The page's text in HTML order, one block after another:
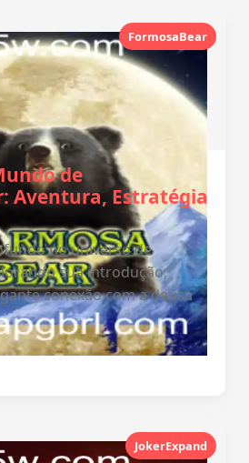
FormosaBear
de
Aventura, Estratégia
no universo de
sua introdução,
conexão com a deusa
JokerExpand